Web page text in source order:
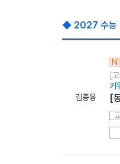
◆ 2027 수능
김종웅
N
[
키
[